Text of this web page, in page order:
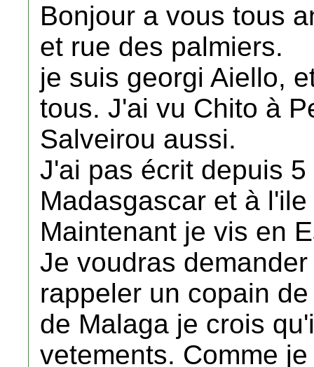
Bonjour a vous tous
et rue des palmiers.
je suis georgi Aiello,
tous. J'ai vu Chito à
Salveirou aussi.
J'ai pas écrit depuis
Madasgascar et à
Maintenant je vis en
Je voudras
rappeler un copain
de Malaga je crois
vetements. Comme